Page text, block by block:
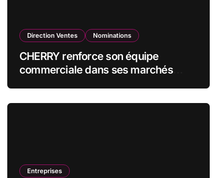
Direction Ventes Nominations
CHERRY renforce son équipe
commerciale dans ses marchés
Entreprises